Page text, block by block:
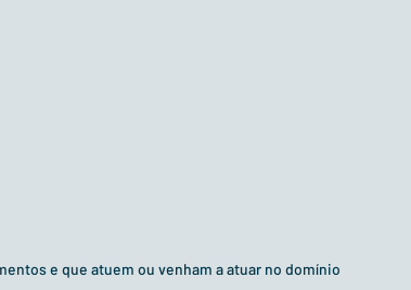
e que atuem ou venham a atuar no domínio